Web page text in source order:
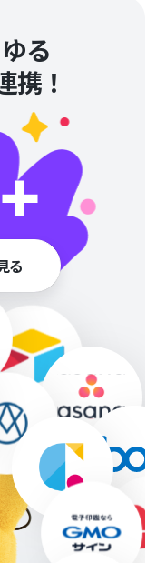
る
携！
+
る